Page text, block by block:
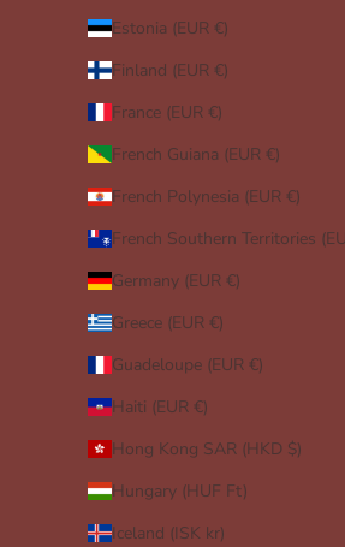
Estonia (EUR €)
Finland (EUR €)
France (EUR €)
French Guiana (EUR €)
French Polynesia (EUR €)
French Southern Territories
Germany (EUR €)
Greece (EUR €)
Guadeloupe (EUR €)
Haiti (EUR €)
Hong Kong SAR (HKD $)
Hungary (HUF Ft)
Iceland (ISK kr)